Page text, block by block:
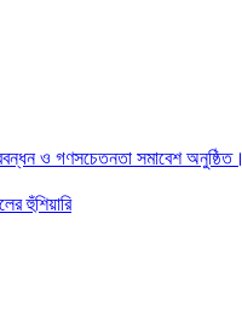
ও গণসচেতনতা সমাবেশ অনুষ্ঠিত।
হুঁশিয়ারি